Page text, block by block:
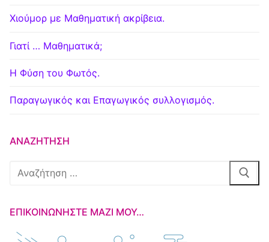
Χιούμορ με Μαθηματική ακρίβεια.
Γιατί … Μαθηματικά;
Η Φύση του Φωτός.
Παραγωγικός και Επαγωγικός συλλογισμός.
ΑΝΑΖΉΤΗΣΗ
Αναζήτηση
ΕΠΙΚΟΙΝΩΝΉΣΤΕ ΜΑΖΊ ΜΟΥ…